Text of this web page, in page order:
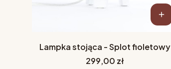
Lampka stojąca - Splot fioletowy
Cena
299,00 zł